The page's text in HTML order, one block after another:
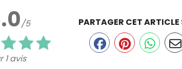
/5
1 avis
PARTAGER CET ARTICLE